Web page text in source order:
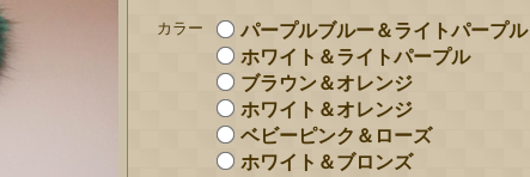
カラー
パープルブルー＆ライトパープル
ホワイト＆ライトパープル
ブラウン＆オレンジ
ホワイト＆オレンジ
ベビーピンク＆ローズ
ホワイト＆ブロンズ